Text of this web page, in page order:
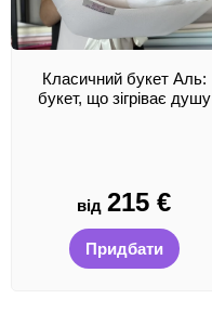
Класичний букет Аль:
букет, що зігріває душу
від 215 €
Придбати